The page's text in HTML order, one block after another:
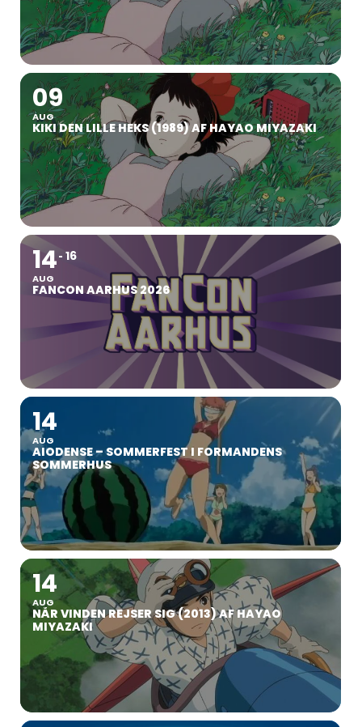
09
AUG
KIKI DEN LILLE HEKS (1989) AF HAYAO MIYAZAKI
14
AUG
16
FANCON AARHUS 2026
14
AUG
AIODENSE – SOMMERFEST I FORMANDENS
SOMMERHUS
14
AUG
NÅR VINDEN REJSER SIG (2013) AF HAYAO
MIYAZAKI